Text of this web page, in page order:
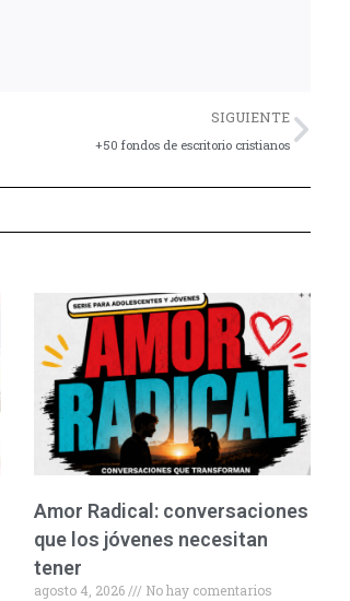
SIGUIENTE
+50 fondos de escritorio cristianos
Amor Radical: conversaciones
que los jóvenes necesitan
tener
agosto 4, 2026
No hay comentarios